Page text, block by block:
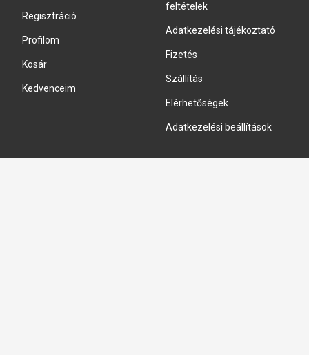
Regisztráció
Profilom
Kosár
Kedvenceim
feltételek
Adatkezelési tájékoztató
Fizetés
Szállítás
Elérhetőségek
Adatkezelési beállítások